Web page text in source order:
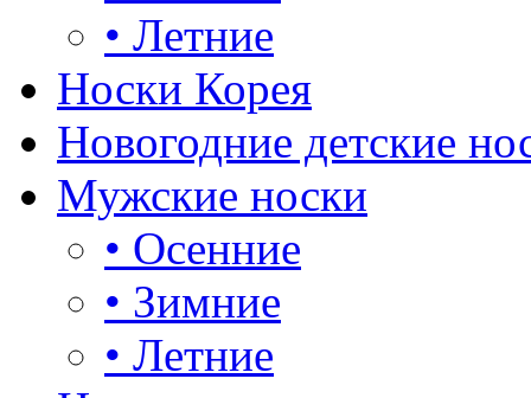
• Летние
Носки Корея
Новогодние детские
Мужские носки
• Осенние
• Зимние
• Летние